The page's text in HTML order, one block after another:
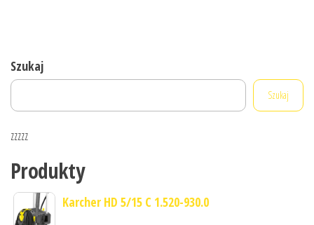
Szukaj
Szukaj
zzzzz
Produkty
Karcher HD 5/15 C 1.520-930.0